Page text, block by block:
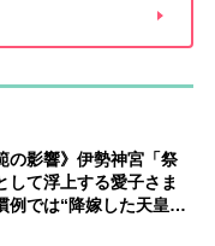
の影響》伊勢神宮「祭
して浮上する愛子さま
では“降嫁した天皇家
結婚と祭祀の狭間で思